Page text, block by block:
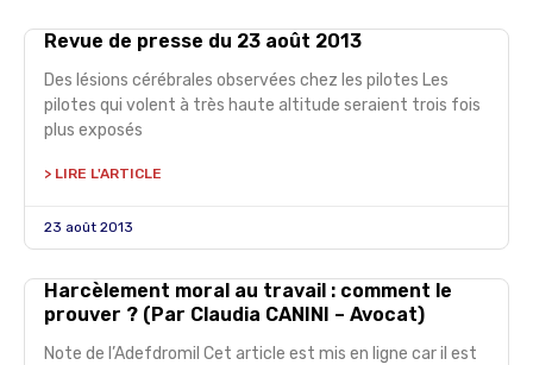
Revue de presse du 23 août 2013
Des lésions cérébrales observées chez les pilotes Les
pilotes qui volent à très haute altitude seraient trois fois
plus exposés
> LIRE L'ARTICLE
23 août 2013
Harcèlement moral au travail : comment le
prouver ? (Par Claudia CANINI – Avocat)
Note de l’Adefdromil Cet article est mis en ligne car il est